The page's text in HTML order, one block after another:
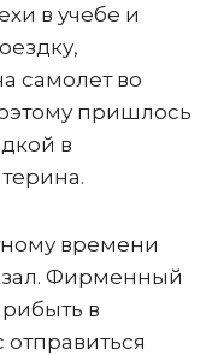
в учебе и
самолет во
пришлось
в
времени
Фирменный
в
отправиться